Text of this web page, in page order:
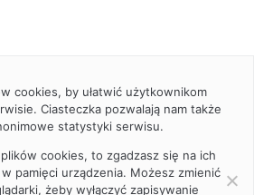
cookies, by ułatwić użytkownikom
Ciasteczka pozwalają nam także
statystyki serwisu.
cookies, to zgadzasz się na ich
pamięci urządzenia. Możesz zmienić
żeby wyłączyć zapisywanie